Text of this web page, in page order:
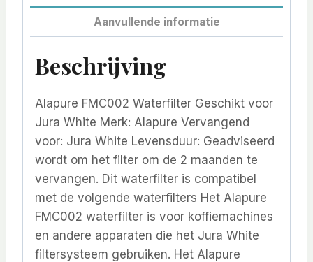
Aanvullende informatie
Beschrijving
Alapure FMC002 Waterfilter Geschikt voor
Jura White Merk: Alapure Vervangend
voor: Jura White Levensduur: Geadviseerd
wordt om het filter om de 2 maanden te
vervangen. Dit waterfilter is compatibel
met de volgende waterfilters Het Alapure
FMC002 waterfilter is voor koffiemachines
en andere apparaten die het Jura White
filtersysteem gebruiken. Het Alapure